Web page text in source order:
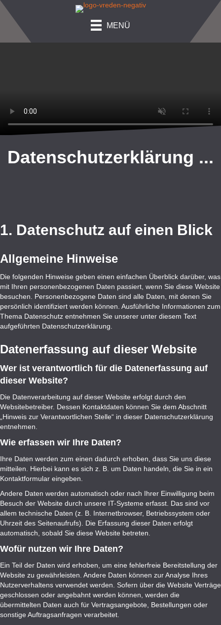
MENÜ
Datenschutz­erklärung ...
1. Datenschutz auf einen Blick
Allgemeine Hinweise
Die folgenden Hinweise geben einen einfachen Überblick darüber, was
mit Ihren personenbezogenen Daten passiert, wenn Sie diese Website
besuchen. Personenbezogene Daten sind alle Daten, mit denen Sie
persönlich identifiziert werden können. Ausführliche Informationen zum
Thema Datenschutz entnehmen Sie unserer unter diesem Text
aufgeführten Datenschutzerklärung.
Datenerfassung auf dieser Website
Wer ist verantwortlich für die Datenerfassung auf
dieser Website?
Die Datenverarbeitung auf dieser Website erfolgt durch den
Websitebetreiber. Dessen Kontaktdaten können Sie dem Abschnitt
„Hinweis zur Verantwortlichen Stelle“ in dieser Datenschutzerklärung
entnehmen.
Wie erfassen wir Ihre Daten?
Ihre Daten werden zum einen dadurch erhoben, dass Sie uns diese
mitteilen. Hierbei kann es sich z. B. um Daten handeln, die Sie in ein
Kontaktformular eingeben.
Andere Daten werden automatisch oder nach Ihrer Einwilligung beim
Besuch der Website durch unsere IT-Systeme erfasst. Das sind vor
allem technische Daten (z. B. Internetbrowser, Betriebssystem oder
Uhrzeit des Seitenaufrufs). Die Erfassung dieser Daten erfolgt
automatisch, sobald Sie diese Website betreten.
Wofür nutzen wir Ihre Daten?
Ein Teil der Daten wird erhoben, um eine fehlerfreie Bereitstellung der
Website zu gewährleisten. Andere Daten können zur Analyse Ihres
Nutzerverhaltens verwendet werden. Sofern über die Website Verträge
geschlossen oder angebahnt werden können, werden die
übermittelten Daten auch für Vertragsangebote, Bestellungen oder
sonstige Auftragsanfragen verarbeitet.